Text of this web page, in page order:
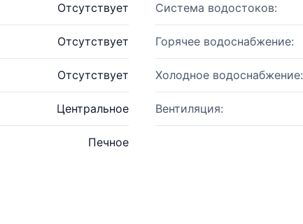
Отсутствует Система водостоков:
Отсутствует Горячее водоснабжение:
Отсутствует Холодное водоснабжение:
Центральное Вентиляция:
Печное